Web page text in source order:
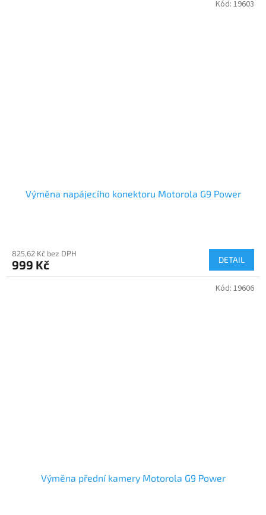
Výměna napájecího konektoru Motorola G9 Power
825,62 Kč bez DPH
999 Kč DETAIL
Kód: 19603
Výměna přední kamery Motorola G9 Power
Kód: 19606